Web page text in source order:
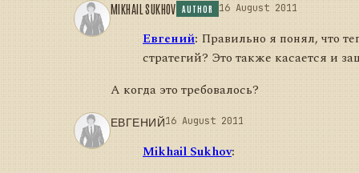
MIKHAIL SUKHOV AUTHOR 16 August 2011
Евгений: Правильно я понял, что
стратегий? Это также касается и
А когда это требовалось?
ЕВГЕНИЙ16 August 2011
Mikhail Sukhov: